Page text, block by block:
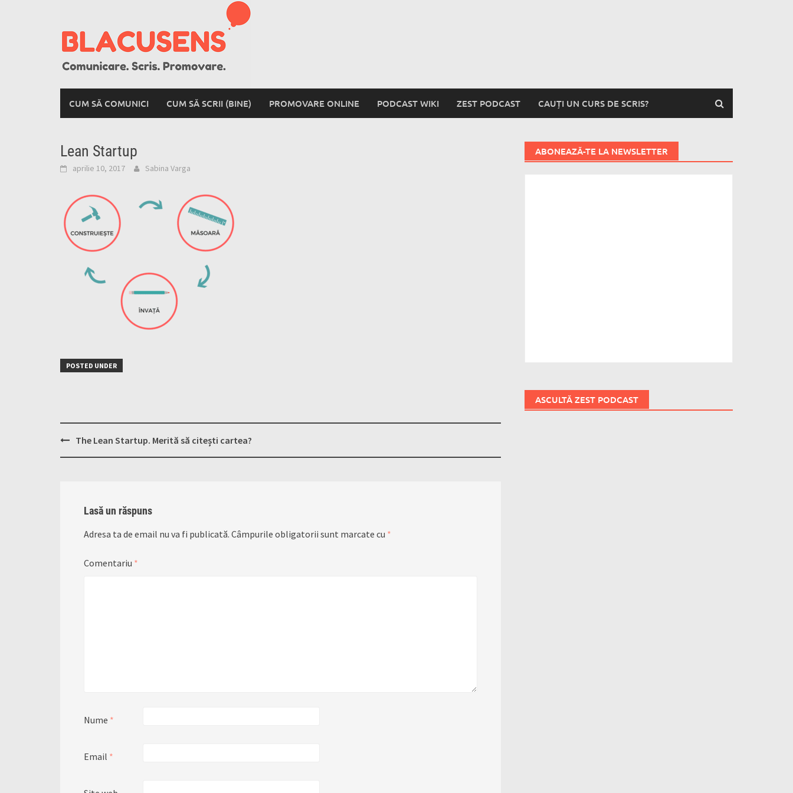
CUM SĂ COMUNICI CUM SĂ SCRII (BINE) PROMOVARE ONLINE PODCAST WIKI ZEST PODCAST CAUȚI UN CURS DE SCRIS?
Lean Startup
aprilie 10, 2017 Sabina Varga
POSTED UNDER
PostThe Lean Startup. Merită să citești cartea?
Lasă un răspuns
Adresa ta de email nu va fi publicată. Câmpurile obligatorii sunt marcate cu *
Comentariu *
Nume *
Email *
ABONEAZĂ-TE LA NEWSLETTER
ASCULTĂ ZEST PODCAST